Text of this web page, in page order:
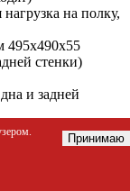
на полку,
стенки)
и задней
сталь
Принимаю